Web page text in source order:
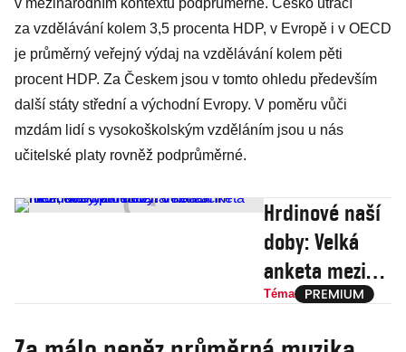
v mezinárodním kontextu podprůměrné. Česko utrácí
za vzdělávání kolem 3,5 procenta HDP, v Evropě i v OECD
je průměrný veřejný výdaj na vzdělávání kolem pěti
procent HDP. Za Českem jsou v tomto ohledu především
další státy střední a východní Evropy. V poměru vůči
mzdám lidí s vysokoškolským vzděláním jsou u nás
učitelské platy rovněž podprůměrné.
Hrdinové naší
doby: Velká
anketa mezi
českými
Téma